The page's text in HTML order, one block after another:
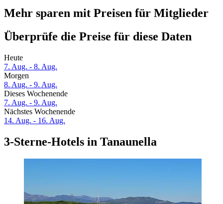
Mehr sparen mit Preisen für Mitglieder
Überprüfe die Preise für diese Daten
Heute
7. Aug. - 8. Aug.
Morgen
8. Aug. - 9. Aug.
Dieses Wochenende
7. Aug. - 9. Aug.
Nächstes Wochenende
14. Aug. - 16. Aug.
3-Sterne-Hotels in Tanaunella